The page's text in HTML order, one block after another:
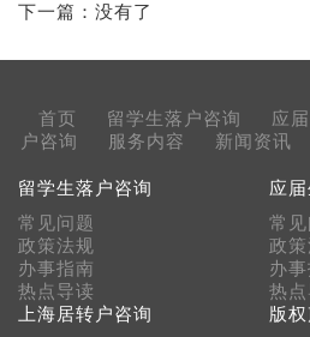
下一篇：没有了
首页 留学生落户咨询 应
户咨询
服务内容 新闻资讯
留学生落户咨询
常见问题
政策法规
办事指南
热点导读
应
常见
政
办
热点
上海居转户咨询
版权